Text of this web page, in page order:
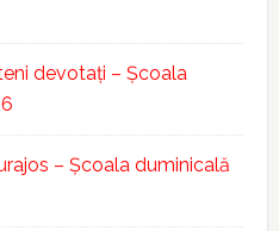
devotați – Școala
– Școala duminicală